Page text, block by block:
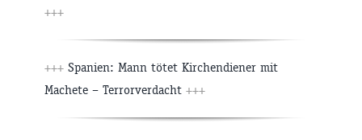
+++
+++ Spanien: Mann tötet Kirchendiener mit
Machete – Terrorverdacht +++